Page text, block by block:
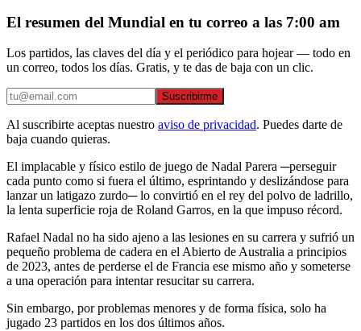
El resumen del Mundial en tu correo a las 7:00 am
Los partidos, las claves del día y el periódico para hojear — todo en
un correo, todos los días. Gratis, y te das de baja con un clic.
Suscribirme
Al suscribirte aceptas nuestro aviso de privacidad. Puedes darte de
baja cuando quieras.
El implacable y físico estilo de juego de Nadal Parera ─perseguir
cada punto como si fuera el último, esprintando y deslizándose para
lanzar un latigazo zurdo─ lo convirtió en el rey del polvo de ladrillo,
la lenta superficie roja de Roland Garros, en la que impuso récord.
Rafael Nadal no ha sido ajeno a las lesiones en su carrera y sufrió un
pequeño problema de cadera en el Abierto de Australia a principios
de 2023, antes de perderse el de Francia ese mismo año y someterse
a una operación para intentar resucitar su carrera.
Sin embargo, por problemas menores y de forma física, solo ha
jugado 23 partidos en los dos últimos años.